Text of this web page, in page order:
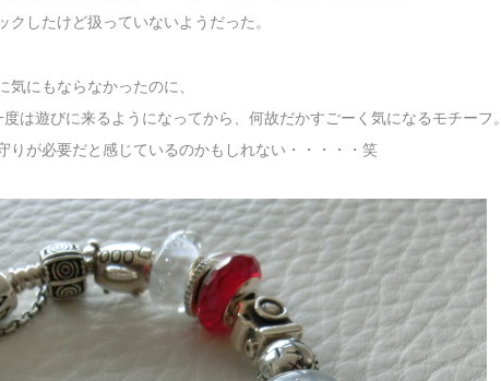
クしたけど扱っていないようだった。
にもならなかったのに、
は遊びに来るようになってから、何故だかすごーく気になるモチーフ。
りが必要だと感じているのかもしれない・・・・・笑